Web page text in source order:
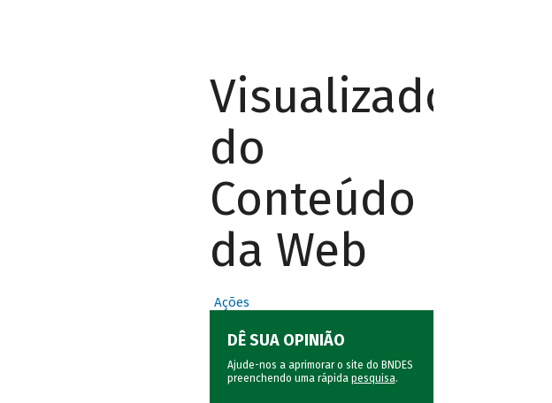
Visualizador
do
Conteúdo
da Web
Ações
DÊ SUA OPINIÃO
Ajude-nos a aprimorar o site do BNDES
preenchendo uma rápida pesquisa.